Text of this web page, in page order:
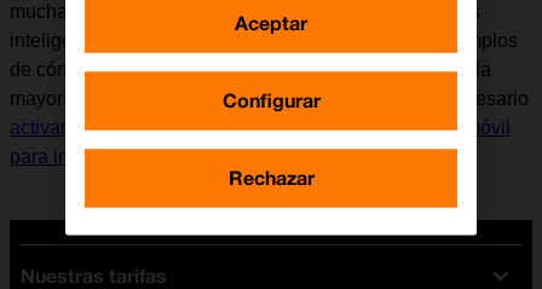
muchas de las funciones del móvil de una manera más
inteligente y efectiva. Aquí se pueden ver algunos ejemplos
de cómo utilizar Apple Intelligence. Para poder utilizar la
mayoría de las funciones de Apple Intelligence, es necesario
activar la Cuenta de Apple en el móvilyconfigurar el móvil
para internet
Nuestras tarifas
Configurar
Rechazar
Aceptar